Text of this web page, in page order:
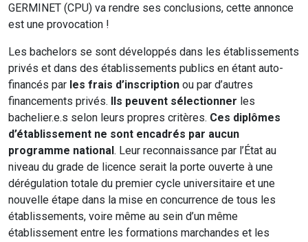
GERMINET (CPU) va rendre ses conclusions, cette annonce
est une provocation !
Les bachelors se sont développés dans les établissements
privés et dans des établissements publics en étant auto-
financés par les frais d’inscription ou par d’autres
financements privés. Ils peuvent sélectionner les
bachelier.e.s selon leurs propres critères. Ces diplômes
d’établissement ne sont encadrés par aucun
programme national. Leur reconnaissance par l’État au
niveau du grade de licence serait la porte ouverte à une
dérégulation totale du premier cycle universitaire et une
nouvelle étape dans la mise en concurrence de tous les
établissements, voire même au sein d’un même
établissement entre les formations marchandes et les